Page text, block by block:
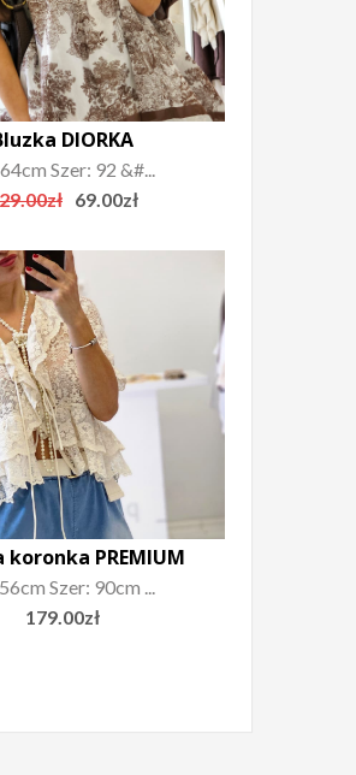
DIORKA
Szer: 92 &#...
zł
Original
was:
129.00zł.
69.00zł
is:
koronka PREMIUM
Szer: 90cm ...
179.00zł